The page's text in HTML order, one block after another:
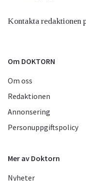
Kontakta redaktionen
Om DOKTORN
Om oss
Redaktionen
Annonsering
Personuppgiftspolicy
Mer av Doktorn
Nyheter